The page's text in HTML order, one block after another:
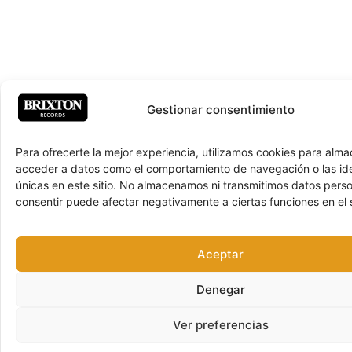
Gestionar consentimiento
Para ofrecerte la mejor experiencia, utilizamos cookies para
acceder a datos como el comportamiento de navegación o las
únicas en este sitio. No almacenamos ni transmitimos datos
consentir puede afectar negativamente a ciertas funciones en el
Aceptar
Denegar
Ver preferencias